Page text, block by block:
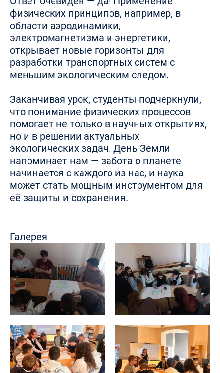
физических принципов, например, в
области аэродинамики,
электромагнетизма и энергетики,
открывает новые горизонты для
разработки транспортных систем с
меньшим экологическим следом.
Заканчивая урок, студенты подчеркнули,
что понимание физических процессов
помогает не только в научных открытиях,
но и в решении актуальных
экологических задач. День Земли
напоминает нам — забота о планете
начинается с каждого из нас, и наука
может стать мощным инструментом для
её защиты и сохранения.
Галерея